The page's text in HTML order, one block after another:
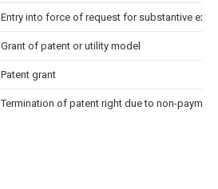
Entry into force of request for substantive
Grant of patent or utility model
Patent grant
Termination of patent right due to non-